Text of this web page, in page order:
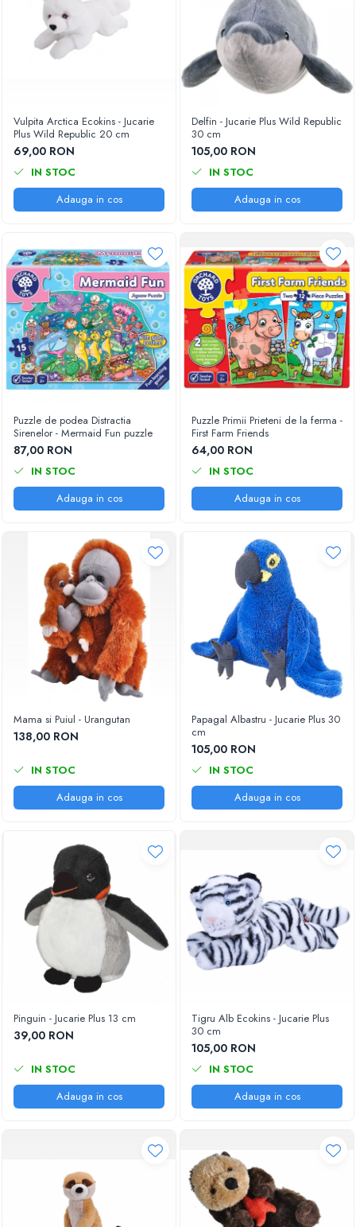
Vulpita Arctica Ecokins - Jucarie
Plus Wild Republic 20 cm
69,00 RON
IN STOC
Adauga in cos
Delfin - Jucarie Plus Wild Republic
30 cm
105,00 RON
IN STOC
Adauga in cos
Puzzle de podea Distractia
Sirenelor - Mermaid Fun puzzle
87,00 RON
IN STOC
Adauga in cos
Puzzle Primii Prieteni de la ferma -
First Farm Friends
64,00 RON
IN STOC
Adauga in cos
Mama si Puiul - Urangutan
138,00 RON
IN STOC
Adauga in cos
Papagal Albastru - Jucarie Plus 30
cm
105,00 RON
IN STOC
Adauga in cos
Pinguin - Jucarie Plus 13 cm
39,00 RON
IN STOC
Adauga in cos
Tigru Alb Ecokins - Jucarie Plus
30 cm
105,00 RON
IN STOC
Adauga in cos